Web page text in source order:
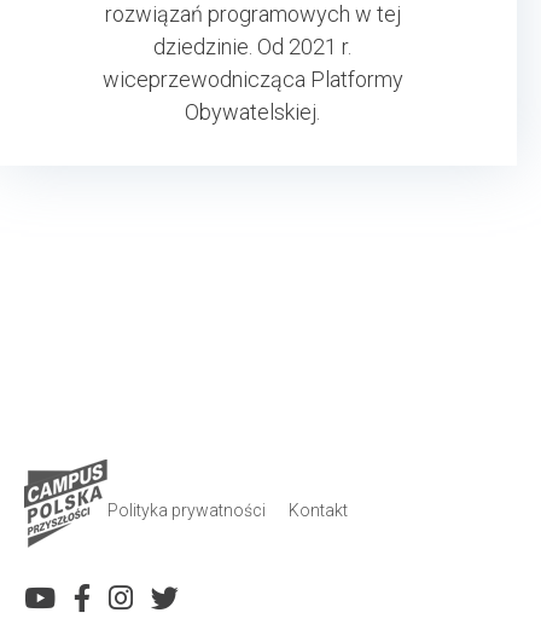
rozwiązań programowych w tej
dziedzinie. Od 2021 r.
wiceprzewodnicząca Platformy
Obywatelskiej.
Polityka prywatności Kontakt